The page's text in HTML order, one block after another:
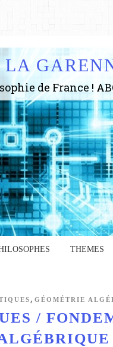
LA
THEMES
, GÉOMÉTRIE
/